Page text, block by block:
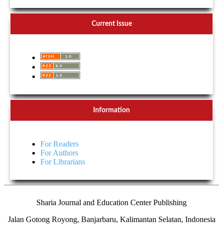
Current Issue
Information
For Readers
For Authors
For Librarians
Sharia Journal and Education Center Publishing
Jalan Gotong Royong, Banjarbaru, Kalimantan Selatan, Indonesia